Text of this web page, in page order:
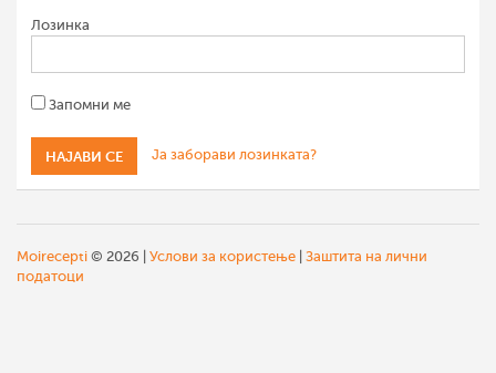
Лозинка
Запомни ме
Ја заборави лозинката?
Moirecepti © 2026 | Услови за користење Заштита на лични
податоци